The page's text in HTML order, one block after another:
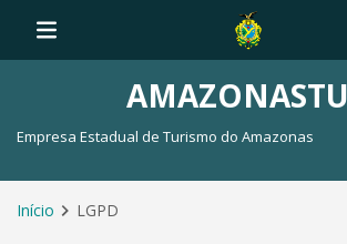
Empresa Estadual de Turismo do Amazonas
Início LGPD